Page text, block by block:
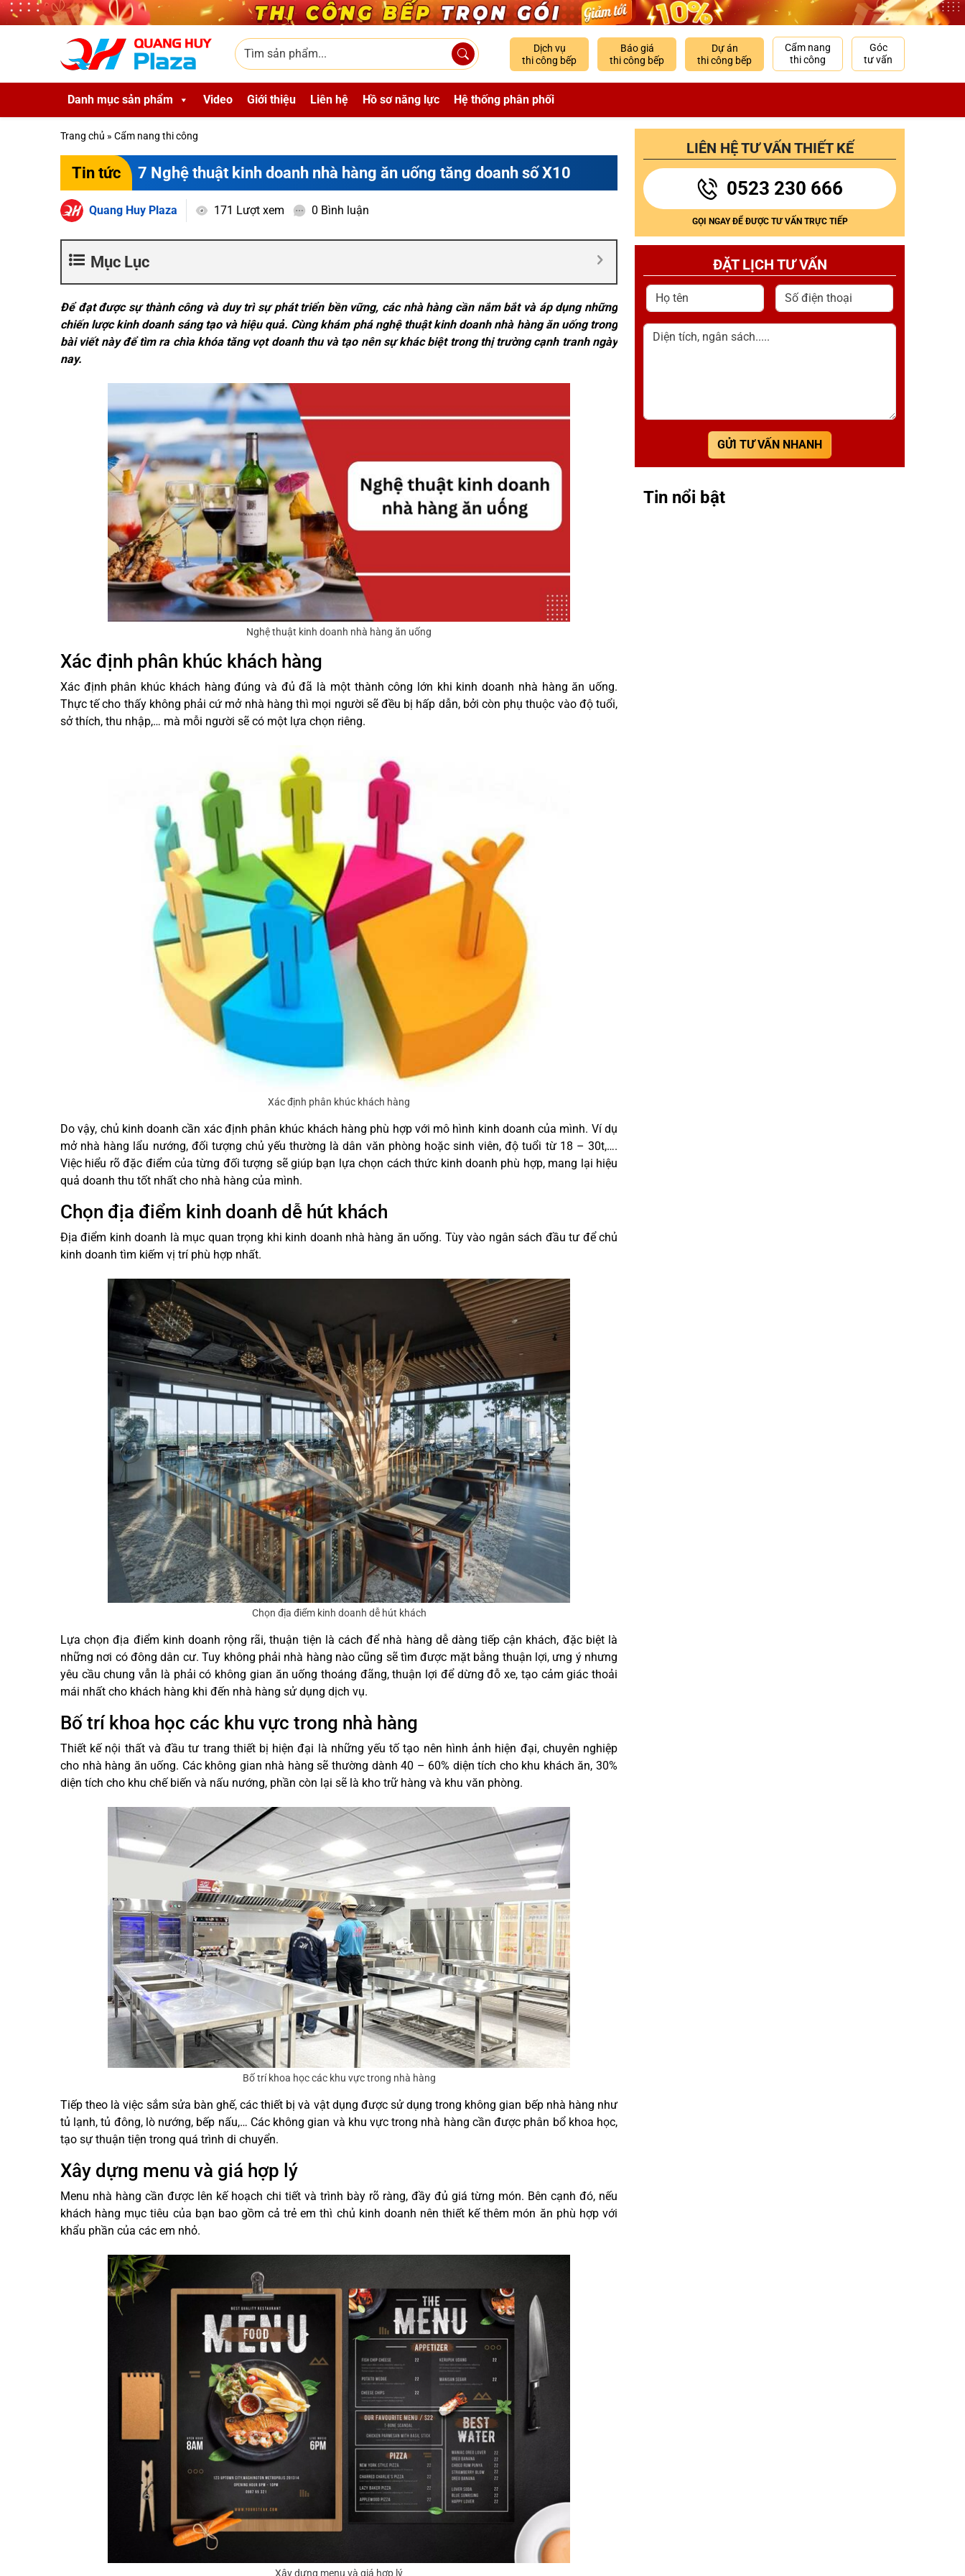
Skip to main content
Tìm sản phẩm
Dịch vụ
thi công bếp
Báo giá
thi công bếp
Dự án
thi công bếp
Cẩm nang
thi công
Góc
tư vấn
Danh mục sản phẩm Video Giới thiệu Liên hệ Hồ sơ năng lực Hệ thống phân phối
Trang chủ » Cẩm nang thi công
Tin tức 7 Nghệ thuật kinh doanh nhà hàng ăn uống tăng doanh số X10
Quang Huy Plaza 171 Lượt xem 0 Bình luận
Mục Lục
Để đạt được sự thành công và duy trì sự phát triển bền vững, các nhà hàng cần nắm bắt và áp dụng những
chiến lược kinh doanh sáng tạo và hiệu quả. Cùng khám phá nghệ thuật kinh doanh nhà hàng ăn uống trong
bài viết này để tìm ra chìa khóa tăng vọt doanh thu và tạo nên sự khác biệt trong thị trường cạnh tranh ngày
nay.
Nghệ thuật kinh doanh nhà hàng ăn uống
Xác định phân khúc khách hàng
Xác định phân khúc khách hàng đúng và đủ đã là một thành công lớn khi kinh doanh nhà hàng ăn uống.
Thực tế cho thấy không phải cứ mở nhà hàng thì mọi người sẽ đều bị hấp dẫn, bởi còn phụ thuộc vào độ tuổi,
sở thích, thu nhập,… mà mỗi người sẽ có một lựa chọn riêng.
Xác định phân khúc khách hàng
Do vậy, chủ kinh doanh cần xác định phân khúc khách hàng phù hợp với mô hình kinh doanh của mình. Ví dụ
mở nhà hàng lẩu nướng, đối tượng chủ yếu thường là dân văn phòng hoặc sinh viên, độ tuổi từ 18 – 30t,….
Việc hiểu rõ đặc điểm của từng đối tượng sẽ giúp bạn lựa chọn cách thức kinh doanh phù hợp, mang lại hiệu
quả doanh thu tốt nhất cho nhà hàng của mình.
Chọn địa điểm kinh doanh dễ hút khách
Địa điểm kinh doanh là mục quan trọng khi kinh doanh nhà hàng ăn uống. Tùy vào ngân sách đầu tư để chủ
kinh doanh tìm kiếm vị trí phù hợp nhất.
Chọn địa điểm kinh doanh dễ hút khách
Lựa chọn địa điểm kinh doanh rộng rãi, thuận tiện là cách để nhà hàng dễ dàng tiếp cận khách, đặc biệt là
những nơi có đông dân cư. Tuy không phải nhà hàng nào cũng sẽ tìm được mặt bằng thuận lợi, ưng ý nhưng
yêu cầu chung vẫn là phải có không gian ăn uống thoáng đãng, thuận lợi để dừng đỗ xe, tạo cảm giác thoải
mái nhất cho khách hàng khi đến nhà hàng sử dụng dịch vụ.
Bố trí khoa học các khu vực trong nhà hàng
Thiết kế nội thất và đầu tư trang thiết bị hiện đại là những yếu tố tạo nên hình ảnh hiện đại, chuyên nghiệp
cho nhà hàng ăn uống. Các không gian nhà hàng sẽ thường dành 40 – 60% diện tích cho khu khách ăn, 30%
diện tích cho khu chế biến và nấu nướng, phần còn lại sẽ là kho trữ hàng và khu văn phòng.
Bố trí khoa học các khu vực trong nhà hàng
Tiếp theo là việc sắm sửa bàn ghế, các thiết bị và vật dụng được sử dụng trong không gian bếp nhà hàng như
tủ lạnh, tủ đông, lò nướng, bếp nấu,… Các không gian và khu vực trong nhà hàng cần được phân bổ khoa học,
tạo sự thuận tiện trong quá trình di chuyển.
Xây dựng menu và giá hợp lý
Menu nhà hàng cần được lên kế hoạch chi tiết và trình bày rõ ràng, đầy đủ giá từng món. Bên cạnh đó, nếu
khách hàng mục tiêu của bạn bao gồm cả trẻ em thì chủ kinh doanh nên thiết kế thêm món ăn phù hợp với
khẩu phần của các em nhỏ.
Xây dựng menu và giá hợp lý
LIÊN HỆ TƯ VẤN THIẾT KẾ
0523 230 666
GỌI NGAY ĐỂ ĐƯỢC TƯ VẤN TRỰC TIẾP
ĐẶT LỊCH TƯ VẤN
Họ tên Số điện thoại
Diện tích, ngân sách.....
GỬI TƯ VẤN NHANH
Tin nổi bật